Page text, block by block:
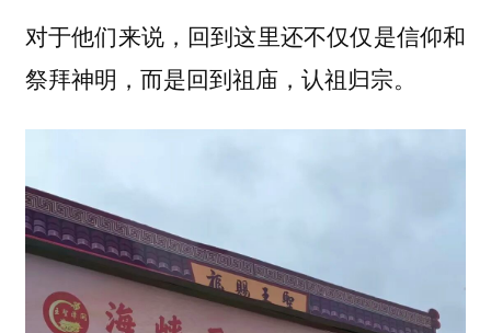
对于他们来说，回到这里还不仅仅是信仰和
祭拜神明，而是回到祖庙，认祖归宗。